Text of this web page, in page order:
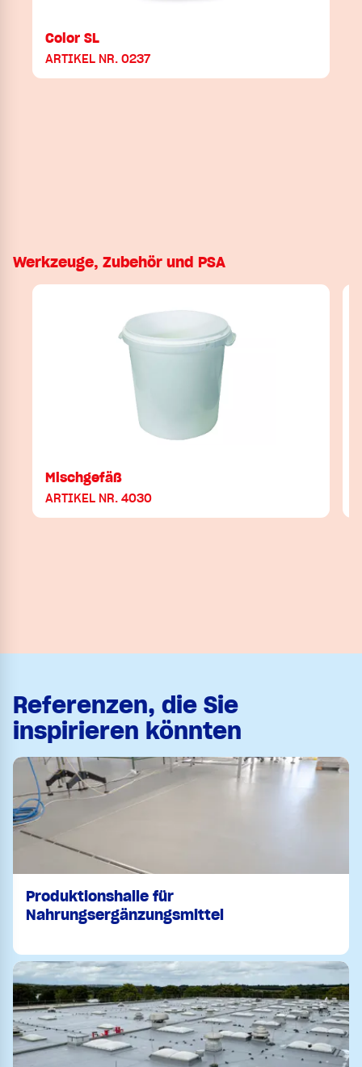
Color SL
ARTIKEL NR. 0237
Werkzeuge, Zubehör und PSA
Mischgefäß
ARTIKEL NR. 4030
Referenzen, die Sie
inspirieren könnten
Produktionshalle für
Nahrungsergänzungsmittel